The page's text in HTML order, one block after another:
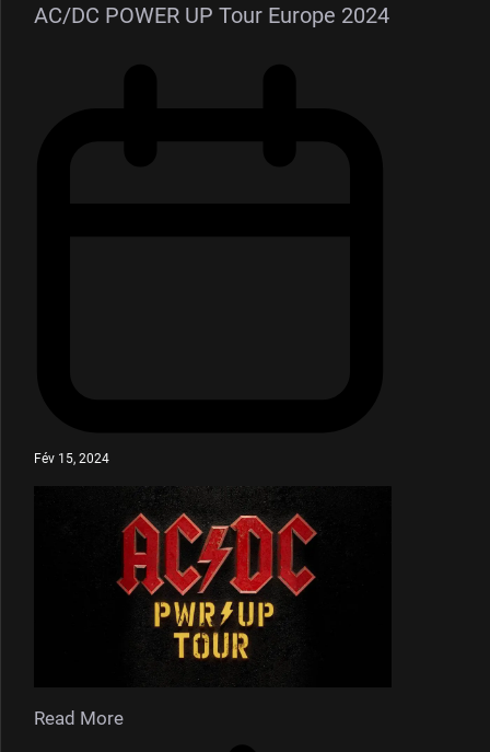
AC/DC POWER UP Tour Europe 2024
Fév 15, 2024
Read More